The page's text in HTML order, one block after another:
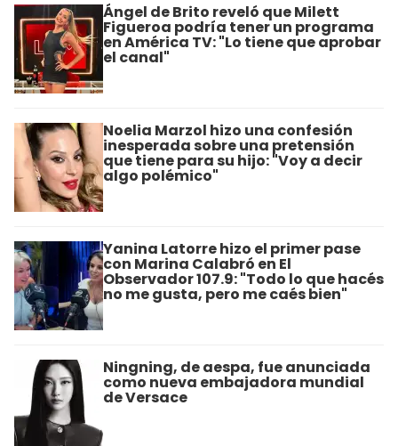
Ángel de Brito reveló que Milett
Figueroa podría tener un programa
en América TV: "Lo tiene que aprobar
el canal"
Noelia Marzol hizo una confesión
inesperada sobre una pretensión
que tiene para su hijo: "Voy a decir
algo polémico"
Yanina Latorre hizo el primer pase
con Marina Calabró en El
Observador 107.9: "Todo lo que hacés
no me gusta, pero me caés bien"
Ningning, de aespa, fue anunciada
como nueva embajadora mundial
de Versace